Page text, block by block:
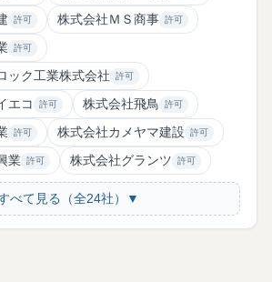
許可 株式会社ＭＳ商事 許可
許可
ック工業株式会社 許可
エコ 許可 株式会社飛鳥 許可
許可 株式会社カメヤマ建設 許可
業 許可 株式会社グランツ 許可
べて見る（全24社）▼